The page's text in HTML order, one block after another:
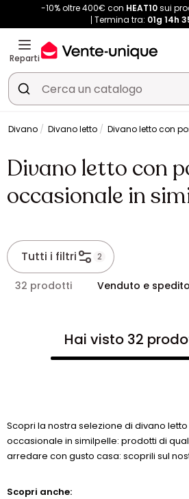
-10% oltre 400€ con HEAT10sui
Termina tra: 01g 14h
Reparti
Divano Divano letto Divano letto con
Divano letto con
occasionale in
Tutti i filtri 2
32 prodotti Venduto e
Hai visto 32
Scopri la nostra selezione di divano
occasionale in similpelle: prodotti di
arredare con gusto casa: scoprili sul
Scopri anche: